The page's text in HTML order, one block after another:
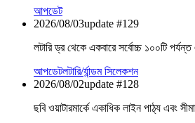
আপডেট
2026/08/03update #129
লটারি ড্র থেকে একবারে সর্বোচ্চ ১০০টি
আপডেটলটারি/র্যান্ডম সিলেকশন
2026/08/02update #128
ছবি ওয়াটারমার্কে একাধিক লাইন পাঠ্য এবং